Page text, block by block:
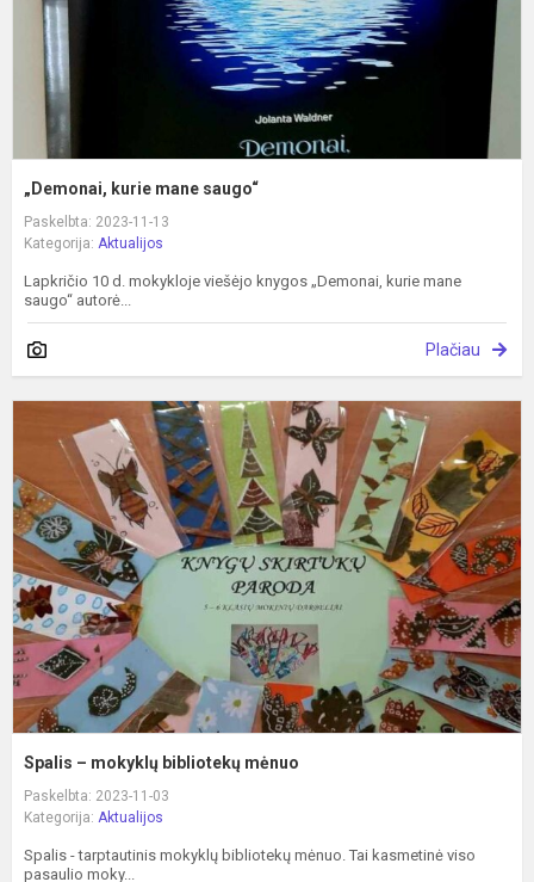
„Demonai, kurie mane saugo“
Paskelbta: 2023-11-13
Kategorija: Aktualijos
Lapkričio 10 d. mokykloje viešėjo knygos „Demonai, kurie mane
saugo“ autorė...
Plačiau
Spalis – mokyklų bibliotekų mėnuo
Paskelbta: 2023-11-03
Kategorija: Aktualijos
Spalis - tarptautinis mokyklų bibliotekų mėnuo. Tai kasmetinė viso
pasaulio moky...